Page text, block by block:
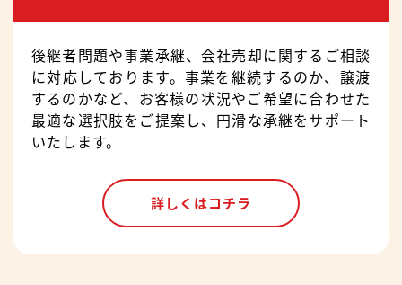
後継者問題や事業承継、会社売却に関するご相談
に対応しております。事業を継続するのか、譲渡
するのかなど、お客様の状況やご希望に合わせた
最適な選択肢をご提案し、円滑な承継をサポート
いたします。
詳しくはコチラ